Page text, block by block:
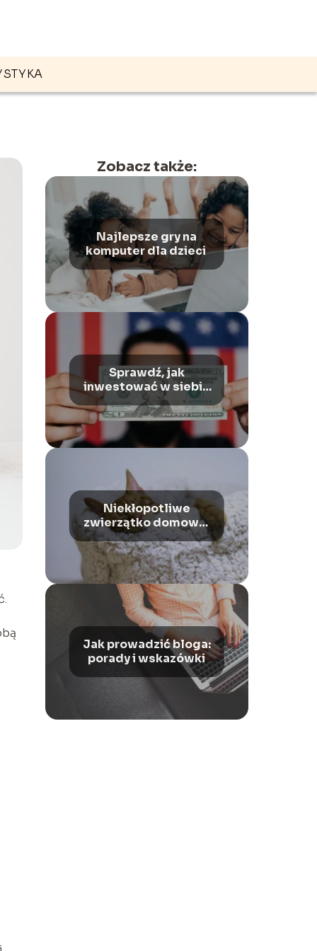
Zobacz także:
Najlepsze gry na
komputer dla dzieci
Sprawdź, jak
inwestować w siebie
– Najlepsza
inwestycja warta
uwagi!
Niekłopotliwe
zwierzątko domowe:
najlepsze wybory dla
osób z ograniczonym
czasem
Jak prowadzić bloga:
porady i wskazówki